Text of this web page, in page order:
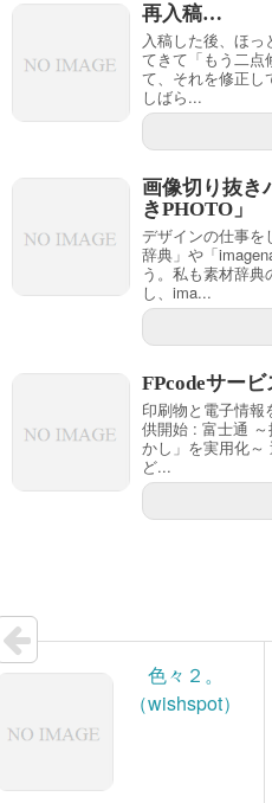
再入稿…
入稿した後、ほっ
てきて「もう二点
て、それを修正し
しばら...
画像切り抜き
きPHOTO」
デザインの仕事を
辞典」や「
う。私も素材辞
し、ima...
FPcodeサービ
印刷物と電子情報
供開始 : 富士通
かし」を実用化～
ど...
色々２。
（wishspot）